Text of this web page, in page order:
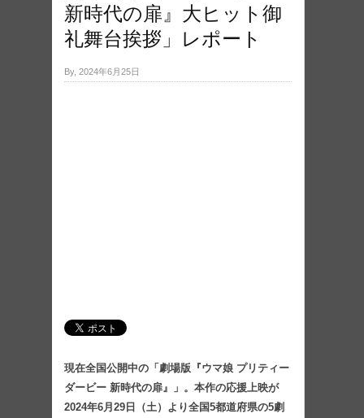
新時代の扉』大ヒット御
礼舞台挨拶」レポート
By, 2024年6月25日
現在全国公開中の「劇場版『ウマ娘 プリティー
ダービー 新時代の扉』」。本作の応援上映が
2024年6月29日（土）より全国5都道府県の5劇